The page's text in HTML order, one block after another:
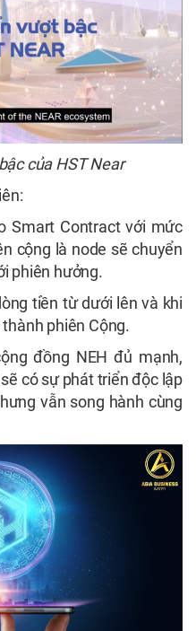
của HST Near
Smart Contract với mức
cộng là node sẽ chuyển
phiên hưởng.
tiền từ dưới lên và khi
phiên Cộng.
đồng NEH đủ mạnh,
có sự phát triển độc lập
vẫn song hành cùng